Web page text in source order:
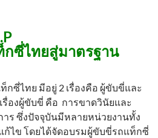
กซี่ไทยสู่มาตรฐาน
ซี่ไทย มีอยู่ 2 เรื่องคือ ผู้ขับขี่และ
องผู้ขับขี่ คือ การขาดวินัยและ
ร ซึ่งปัจจุบันมีหลายหน่วยงานทั้ง
ก้ไข โดยได้จัดอบรมผู้ขับขี่รถแท็กซี่